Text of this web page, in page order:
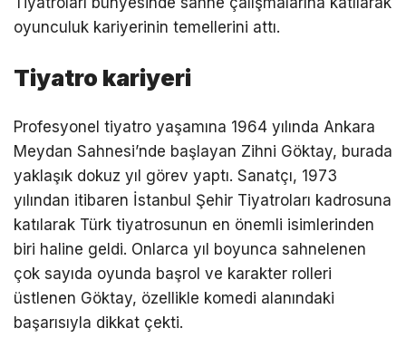
oyunculuk kariyerinin temellerini attı.
Tiyatro kariyeri
Profesyonel tiyatro yaşamına 1964 yılında Ankara
Meydan Sahnesi’nde başlayan Zihni Göktay, burada
yaklaşık dokuz yıl görev yaptı. Sanatçı, 1973
yılından itibaren İstanbul Şehir Tiyatroları kadrosuna
katılarak Türk tiyatrosunun en önemli isimlerinden
biri haline geldi. Onlarca yıl boyunca sahnelenen
çok sayıda oyunda başrol ve karakter rolleri
üstlenen Göktay, özellikle komedi alanındaki
başarısıyla dikkat çekti.